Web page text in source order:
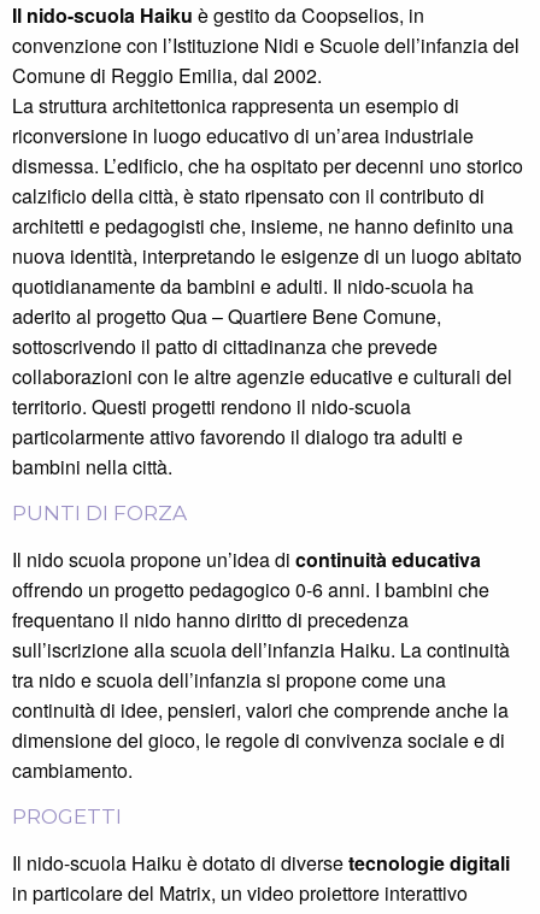
Il nido-scuola Haiku è gestito da Coopselios, in
convenzione con l’Istituzione Nidi e Scuole dell’infanzia del
Comune di Reggio Emilia, dal 2002.
La struttura architettonica rappresenta un esempio di
riconversione in luogo educativo di un’area industriale
dismessa. L’edificio, che ha ospitato per decenni uno storico
calzificio della città, è stato ripensato con il contributo di
architetti e pedagogisti che, insieme, ne hanno definito una
nuova identità, interpretando le esigenze di un luogo abitato
quotidianamente da bambini e adulti. Il nido-scuola ha
aderito al progetto Qua – Quartiere Bene Comune,
sottoscrivendo il patto di cittadinanza che prevede
collaborazioni con le altre agenzie educative e culturali del
territorio. Questi progetti rendono il nido-scuola
particolarmente attivo favorendo il dialogo tra adulti e
bambini nella città.
PUNTI DI FORZA
Il nido scuola propone un’idea di continuità educativa
offrendo un progetto pedagogico 0-6 anni. I bambini che
frequentano il nido hanno diritto di precedenza
sull’iscrizione alla scuola dell’infanzia Haiku. La continuità
tra nido e scuola dell’infanzia si propone come una
continuità di idee, pensieri, valori che comprende anche la
dimensione del gioco, le regole di convivenza sociale e di
cambiamento.
PROGETTI
Il nido-scuola Haiku è dotato di diversetecnologie digitali
in particolare del Matrix, un video proiettore interattivo